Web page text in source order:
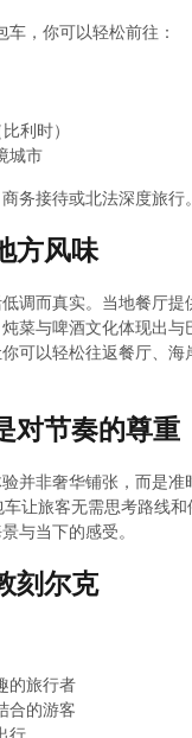
，你可以轻松前往：
利时）
城市
务接待或北法深度旅行。
方风味
调而真实。当地餐厅提
菜与啤酒文化体现出与
可以轻松往返餐厅、
对节奏的尊重
并非奢华铺张，而是准
让旅客无需思考路线
与当下的感受。
刻尔克
的旅行者
合的游客